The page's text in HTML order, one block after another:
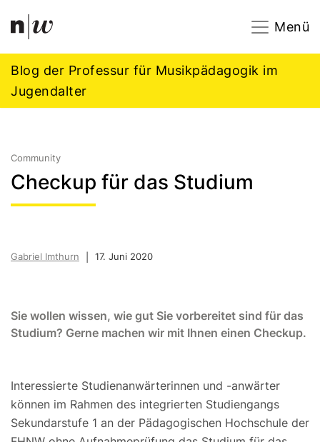
Navigation
Menü
Blog der Professur für Musikpädagogik im
Jugendalter
Community
Checkup für das Studium
Gabriel Imthurn 17. Juni 2020
Sie wollen wissen, wie gut Sie vorbereitet sind für das
Studium? Gerne machen wir mit Ihnen einen Checkup.
Interessierte Studienanwärterinnen und -anwärter
können im Rahmen des integrierten Studiengangs
Sekundarstufe 1 an der Pädagogischen Hochschule der
Footer